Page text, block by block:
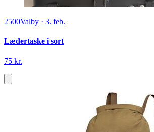
2500Valby · 3. feb.
Lædertaske i sort
75 kr.